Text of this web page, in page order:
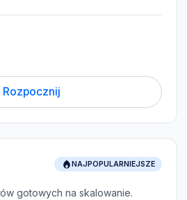
Rozpocznij
NAJPOPULARNIEJSZE
gotowych na skalowanie.